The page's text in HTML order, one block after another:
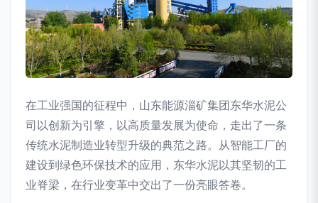
在工业强国的征程中，山东能源淄矿集团东华水泥公
司以创新为引擎，以高质量发展为使命，走出了一条
传统水泥制造业转型升级的典范之路。从智能工厂的
建设到绿色环保技术的应用，东华水泥以其坚韧的工
业脊梁，在行业变革中交出了一份亮眼答卷。